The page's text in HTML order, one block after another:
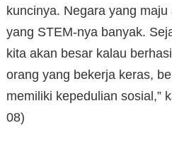
kuncinya. Negara yang
yang STEM-nya banyak.
kita akan besar kalau
orang yang bekerja keras,
memiliki kepedulian sosial,”
08)